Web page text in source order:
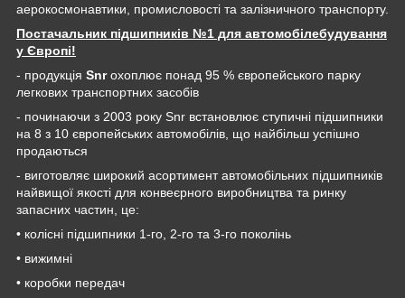
аерокосмонавтики, промисловості та залізничного транспорту.
Постачальник підшипників №1 для автомобілебудування
у Європі!
- продукція Snrохоплює понад 95 % європейського парку
легкових транспортних засобів
- починаючи з 2003 року Snr встановлює ступичні підшипники
на 8 з 10 європейських автомобілів, що найбільш успішно
продаються
- виготовляє широкий асортимент автомобільних підшипників
найвищої якості для конвеєрного виробництва та ринку
запасних частин, це:
• колісні підшипники 1-го, 2-го та 3-го поколінь
• вижимні
• коробки передач